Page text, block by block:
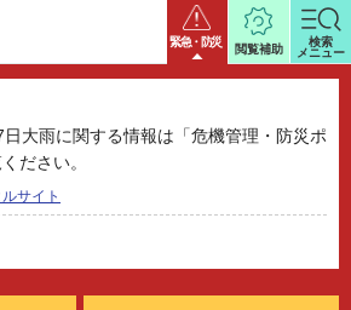
緊急・防災
大雨に関する情報は「危機管理・防災ポ
ださい。
サイト
閲覧補助
検索
メニュー